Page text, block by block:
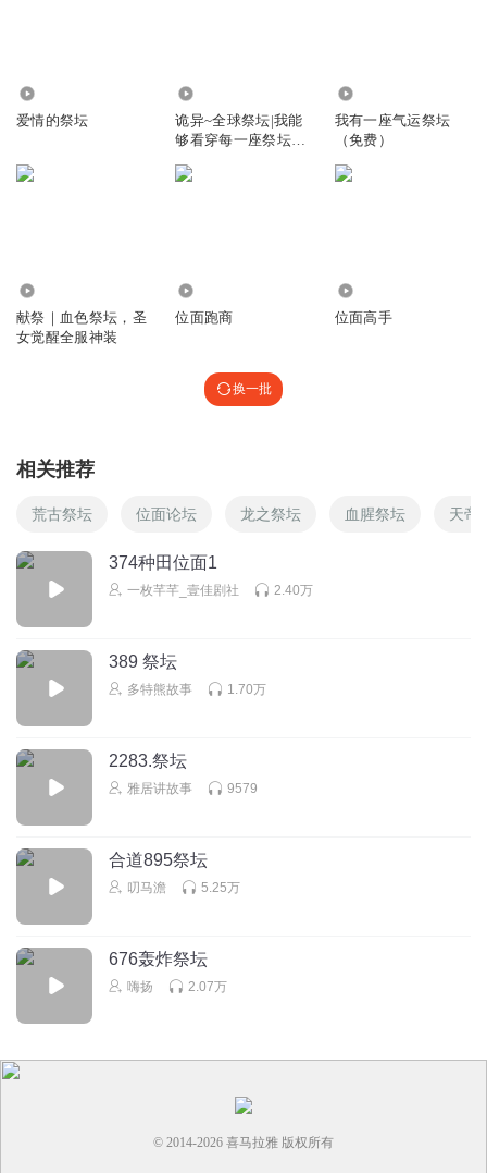
爱情的祭坛
诡异~全球祭坛|我能
够看穿每一座祭坛的
我有一座气运祭坛
（免费）
献祭｜血色祭坛，圣
女觉醒全服神装
位面跑商 位面高手
换一批
相关推荐
荒古祭坛 位面论坛 龙之祭坛 血腥祭坛 天帝
374种田位面1
一枚芊芊_壹佳剧社 2.40万
389 祭坛
多特熊故事 1.70万
2283.祭坛
雅居讲故事 9579
合道895祭坛
叨马澹 5.25万
676轰炸祭坛
嗨扬 2.07万
© 2014-2026 喜马拉雅 版权所有